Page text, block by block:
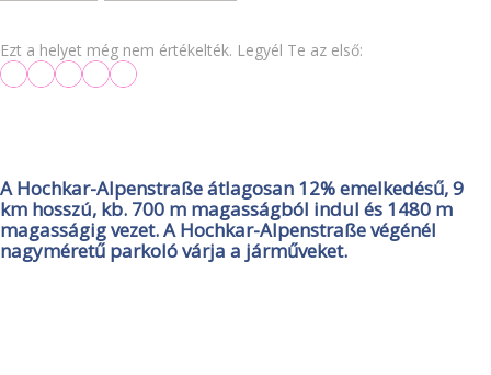
Ezt a helyet még nem értékelték. Legyél Te az első:
A Hochkar-Alpenstraße átlagosan 12% emelkedésű, 9
km hosszú, kb. 700 m magasságból indul és 1480 m
magasságig vezet. A Hochkar-Alpenstraße végénél
nagyméretű parkoló várja a járműveket.